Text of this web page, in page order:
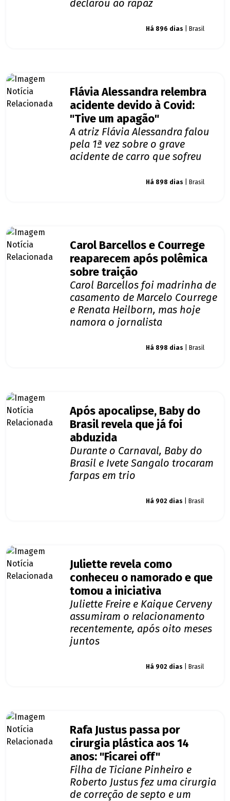
declarou ao rapaz
Há 896 dias | Brasil
Flávia Alessandra relembra
acidente devido à Covid:
"Tive um apagão"
A atriz Flávia Alessandra falou
pela 1ª vez sobre o grave
acidente de carro que sofreu
Há 898 dias | Brasil
Carol Barcellos e Courrege
reaparecem após polêmica
sobre traição
Carol Barcellos foi madrinha de
casamento de Marcelo Courrege
e Renata Heilborn, mas hoje
namora o jornalista
Há 898 dias | Brasil
Após apocalipse, Baby do
Brasil revela que já foi
abduzida
Durante o Carnaval, Baby do
Brasil e Ivete Sangalo trocaram
farpas em trio
Há 902 dias | Brasil
Juliette revela como
conheceu o namorado e que
tomou a iniciativa
Juliette Freire e Kaique Cerveny
assumiram o relacionamento
recentemente, após oito meses
juntos
Há 902 dias | Brasil
Rafa Justus passa por
cirurgia plástica aos 14
anos: "Ficarei off"
Filha de Ticiane Pinheiro e
Roberto Justus fez uma cirurgia
de correção de septo e um